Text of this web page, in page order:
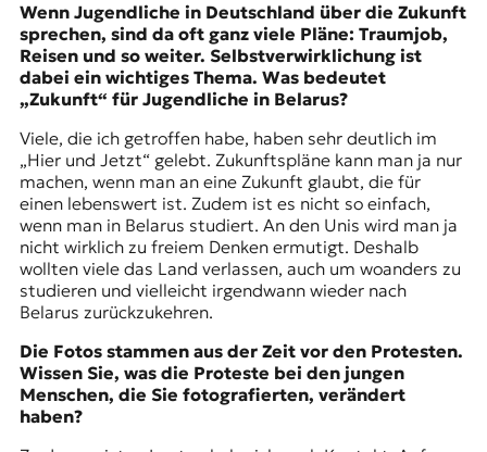
Wenn Jugendliche in Deutschland über die Zukunft
sprechen, sind da oft ganz viele Pläne: Traumjob,
Reisen und so weiter. Selbstverwirklichung ist
dabei ein wichtiges Thema. Was bedeutet
„Zukunft“ für Jugendliche in Belarus?
Viele, die ich getroffen habe, haben sehr deutlich im
„Hier und Jetzt“ gelebt. Zukunftspläne kann man ja nur
machen, wenn man an eine Zukunft glaubt, die für
einen lebenswert ist. Zudem ist es nicht so einfach,
wenn man in Belarus studiert. An den Unis wird man ja
nicht wirklich zu freiem Denken ermutigt. Deshalb
wollten viele das Land verlassen, auch um woanders zu
studieren und vielleicht irgendwann wieder nach
Belarus zurückzukehren.
Die Fotos stammen aus der Zeit vor den Protesten.
Wissen Sie, was die Proteste bei den jungen
Menschen, die Sie fotografierten, verändert
haben?